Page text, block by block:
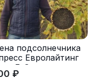
подсолнечника
Евролайтинг
F-G+
₽